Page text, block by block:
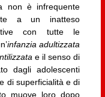
non è infrequente
a un inatteso
con tutte le
infanzia adultizzata
e il senso di
dagli adolescenti
di superficialità e di
muove loro dopo